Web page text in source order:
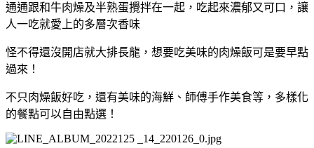
通通跟和牛肉燥及半熟蛋攪拌在一起，吃起來濃郁又可口，讓
人一吃就愛上的多層次香味
怪不得還沒開店就大排長龍，想要吃美味的肉燥飯可是要早點
過來！
不只肉燥飯好吃，還有美味的海鮮、師傅手作美食等，多樣化
的餐點可以自由點選！